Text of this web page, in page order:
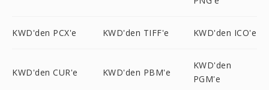
KWD'den PCX'e KWD'den TIFF'e KWD'den ICO'e
KWD'den CUR'e KWD'den PBM'e
KWD'den
PGM'e